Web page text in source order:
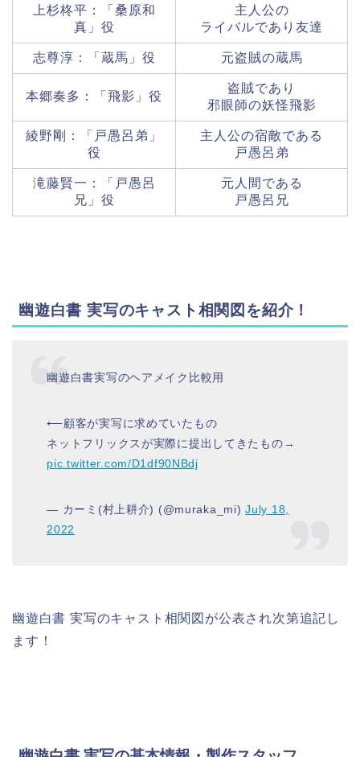
上杉柊平：「桑原和
真」役
主人公の
ライバルであり友達
志尊淳：「蔵馬」役 元盗賊の蔵馬
本郷奏多：「飛影」役
盗賊であり
邪眼師の妖怪飛影
綾野剛：「戸愚呂弟」
役
主人公の宿敵である
戸愚呂弟
滝藤賢一：「戸愚呂
兄」役
元人間である
戸愚呂兄
幽遊白書 実写のキャスト相関図を紹介！
幽遊白書実写のヘアメイク比較用
⟵顧客が実写に求めていたもの
ネットフリックスが実際に提出してきたもの→
pic.twitter.com/D1df90NBdj
— カーミ(村上耕介) (@muraka_mi)July 18,
2022
幽遊白書 実写のキャスト相関図が公表され次第追記し
ます！